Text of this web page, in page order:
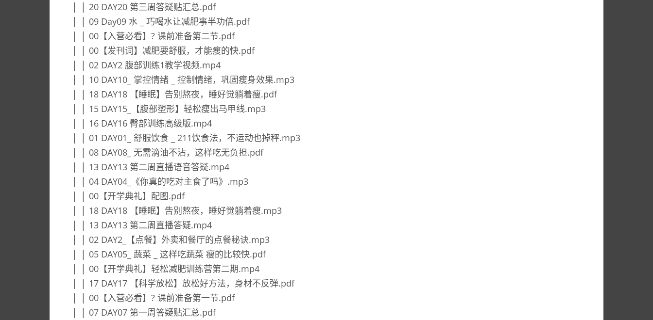
│ │ 20 DAY20 第三周答疑贴汇总.pdf
│ │ 09 Day09 水 _ 巧喝水让减肥事半功倍.pdf
│ │ 00【入营必看】? 课前准备第二节.pdf
│ │ 00【发刊词】减肥要舒服，才能瘦的快.pdf
│ │ 02 DAY2 腹部训练1教学视频.mp4
│ │ 10 DAY10_ 掌控情绪 _ 控制情绪，巩固瘦身效果.mp3
│ │ 18 DAY18 【睡眠】告别熬夜，睡好觉躺着瘦.pdf
│ │ 15 DAY15_【腹部塑形】轻松瘦出马甲线.mp3
│ │ 16 DAY16 臀部训练高级版.mp4
│ │ 01 DAY01_ 舒服饮食 _ 211饮食法，不运动也掉秤.mp3
│ │ 08 DAY08_ 无需滴油不沾，这样吃无负担.pdf
│ │ 13 DAY13 第二周直播语音答疑.mp4
│ │ 04 DAY04_《你真的吃对主食了吗》.mp3
│ │ 00【开学典礼】配图.pdf
│ │ 18 DAY18 【睡眠】告别熬夜，睡好觉躺着瘦.mp3
│ │ 13 DAY13 第二周直播答疑.mp4
│ │ 02 DAY2_【点餐】外卖和餐厅的点餐秘诀.mp3
│ │ 05 DAY05_ 蔬菜 _ 这样吃蔬菜 瘦的比较快.pdf
│ │ 00【开学典礼】轻松减肥训练营第二期.mp4
│ │ 17 DAY17 【科学放松】放松好方法，身材不反弹.pdf
│ │ 00【入营必看】? 课前准备第一节.pdf
│ │ 07 DAY07 第一周答疑贴汇总.pdf